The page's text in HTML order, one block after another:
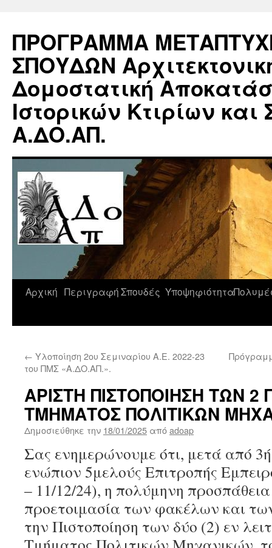
ΠΡΟΓΡΑΜΜΑ
ΣΠΟΥΔΩΝ
Δομοστατική
Ιστορικών Κτιρίων
Α.ΔΟ.ΑΠ.
Μετάβαση
Αρχική ΠεριγραφήΣπουδές Υποψηφιότητα
← Υλοποίηση 2ου Σεμιναρίου Α.Ε. 2022-23
του ΠΜΣ «Α.ΔΟ.ΑΠ.».
ΑΡΙΣΤΗ ΠΙΣΤΟΠΟΙΗΣΗ ΤΩΝ 2
ΤΜΗΜΑΤΟΣ ΠΟΛΙΤΙΚΩΝ
Δημοσιεύθηκε την 18/01/2025 απόadoap
Σας ενημερώνουμε ότι, μετά από
ενώπιον 5μελούς Επιτροπής
– 11/12/24), η πολύμηνη
προετοιμασία των φακέλων και
την Πιστοποίηση των δύο (2) εν